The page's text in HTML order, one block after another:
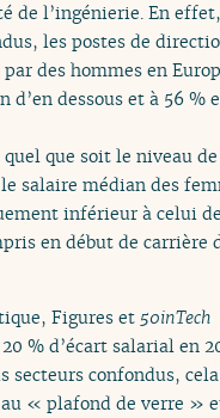
de l’ingénierie. En
les postes de
par des hommes en
d’en dessous et à 56 %
que soit le niveau de
salaire médian des
inférieur à celui
en début de carrière
Figures et 50inTech
% d’écart salarial en
secteurs confondus, cela
« plafond de verre »